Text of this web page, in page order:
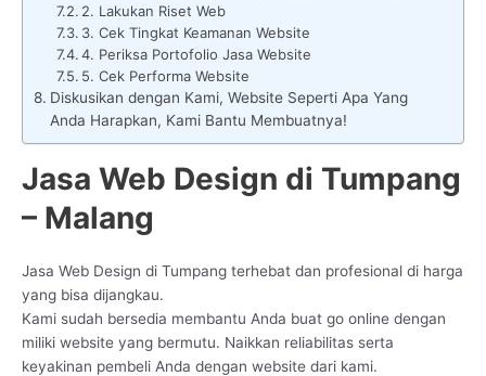
2. Lakukan Riset Web
3. Cek Tingkat Keamanan Website
4. Periksa Portofolio Jasa Website
5. Cek Performa Website
Diskusikan dengan Kami, Website Seperti Apa Yang
Anda Harapkan, Kami Bantu Membuatnya!
Jasa Web Design di Tumpang
– Malang
Jasa Web Design di Tumpang terhebat dan profesional di harga
yang bisa dijangkau.
Kami sudah bersedia membantu Anda buat go online dengan
miliki website yang bermutu. Naikkan reliabilitas serta
keyakinan pembeli Anda dengan website dari kami.